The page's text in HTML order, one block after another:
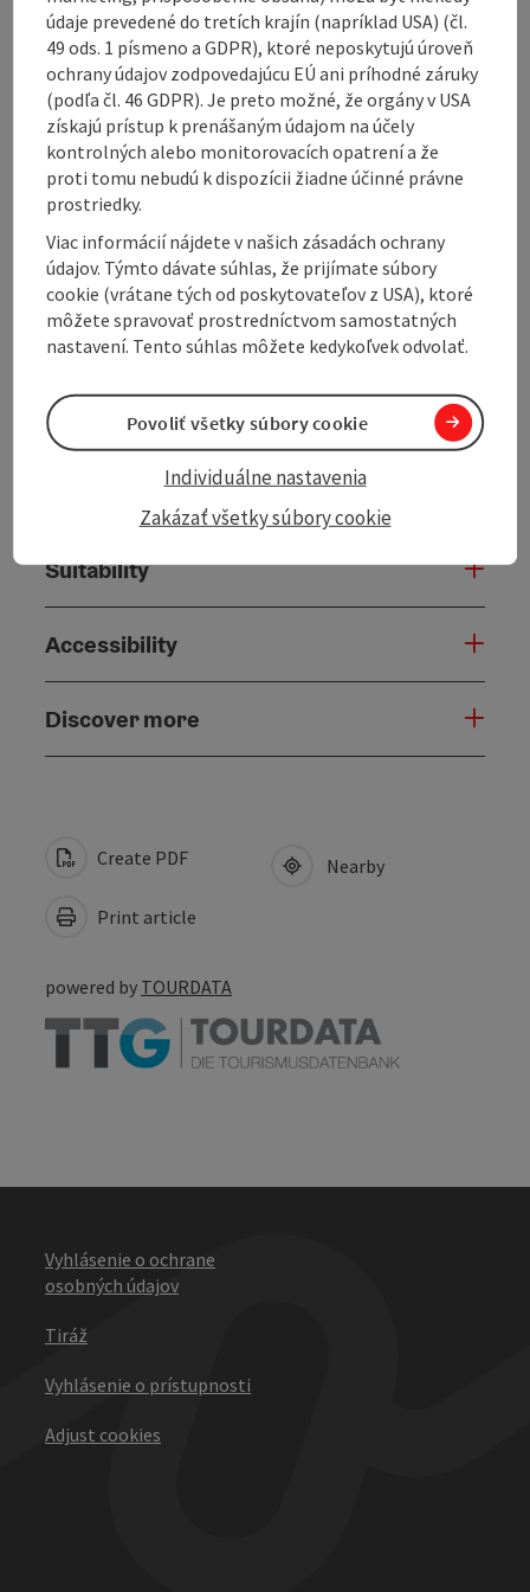
Contact
Opening hours
Kitchen
Equipment
Prices
Suitability
Accessibility
Discover more
Create PDF
Print article
Nearby
powered by TOURDATA
Vyhlásenie o ochrane
osobných údajov
Tiráž
Vyhlásenie o prístupnosti
Adjust cookies
údaje prevedené do tretích krajín (napríklad USA) (čl.
49 ods. 1 písmeno a GDPR), ktoré neposkytujú úroveň
ochrany údajov zodpovedajúcu EÚ ani príhodné záruky
(podľa čl. 46 GDPR). Je preto možné, že orgány v USA
získajú prístup k prenášaným údajom na účely
kontrolných alebo monitorovacích opatrení a že
proti tomu nebudú k dispozícii žiadne účinné právne
prostriedky.
Viac informácií nájdete v našich zásadách ochrany
údajov. Týmto dávate súhlas, že prijímate súbory
cookie (vrátane tých od poskytovateľov z USA), ktoré
môžete spravovať prostredníctvom samostatných
nastavení. Tento súhlas môžete kedykoľvek odvolať.
Zakázať všetky súbory cookie
Individuálne nastavenia
Povoliť všetky súbory cookie